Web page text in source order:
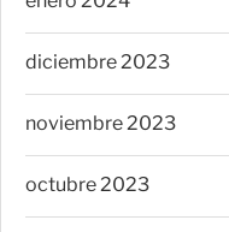
diciembre 2023
noviembre 2023
octubre 2023